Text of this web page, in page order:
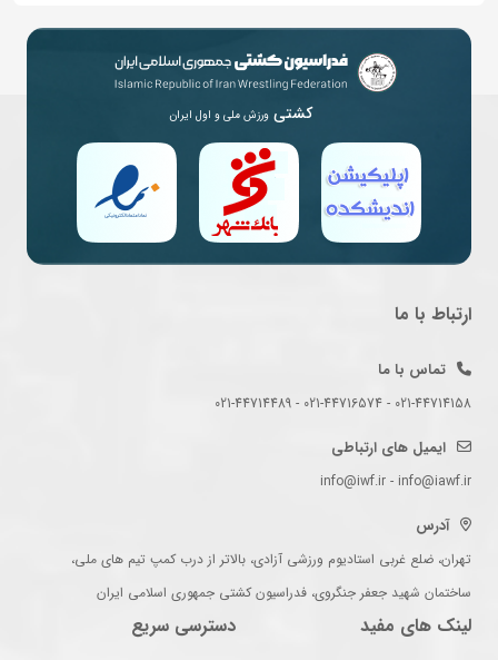
کشتی ورزش ملی و اول ایران
ارتباط با ما
تماس با ما
021-44714158 - 021-44716574 - 021-44714489
ایمیل های ارتباطی
info@iwf.ir - info@iawf.ir
آدرس
تهران، ضلع غربی استادیوم ورزشی آزادی، بالاتر از درب کمپ تیم های ملی،
ساختمان شهید جعفر جنگروی، فدراسیون کشتی جمهوری اسلامی ایران
لینک های مفید دسترسی سریع